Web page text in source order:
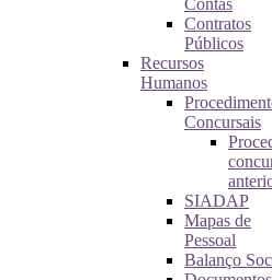
Contas
Contratos
Públicos
Recursos
Humanos
Concursais
SIADAP
Mapas de
Pessoal
Balanço